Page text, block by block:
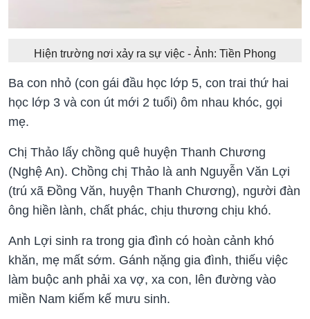
Hiện trường nơi xảy ra sự việc - Ảnh: Tiền Phong
Ba con nhỏ (con gái đầu học lớp 5, con trai thứ hai
học lớp 3 và con út mới 2 tuổi) ôm nhau khóc, gọi
mẹ.
Chị Thảo lấy chồng quê huyện Thanh Chương
(Nghệ An). Chồng chị Thảo là anh Nguyễn Văn Lợi
(trú xã Đồng Văn, huyện Thanh Chương), người đàn
ông hiền lành, chất phác, chịu thương chịu khó.
Anh Lợi sinh ra trong gia đình có hoàn cảnh khó
khăn, mẹ mất sớm. Gánh nặng gia đình, thiếu việc
làm buộc anh phải xa vợ, xa con, lên đường vào
miền Nam kiếm kế mưu sinh.